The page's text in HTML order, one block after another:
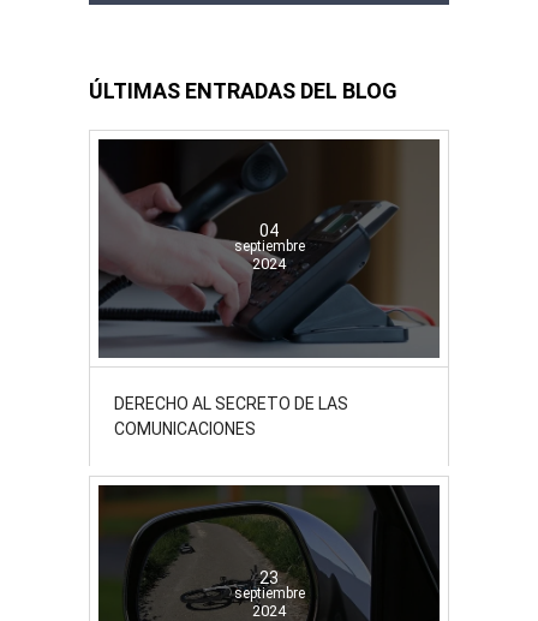
ÚLTIMAS ENTRADAS DEL BLOG
04
septiembre
2024
DERECHO AL SECRETO DE LAS
COMUNICACIONES
23
septiembre
2024